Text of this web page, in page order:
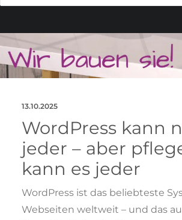
13.10.2025
WordPress kann
jeder – aber
kann es jeder
WordPress ist das beliebteste
Webseiten weltweit – und das